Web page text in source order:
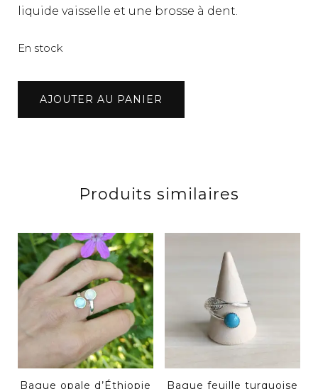
liquide vaisselle et une brosse à dent.
En stock
quantité
Bague
AJOUTER AU PANIER
Produits similaires
Bague opale d’Éthiopie
Bague feuille turquoise